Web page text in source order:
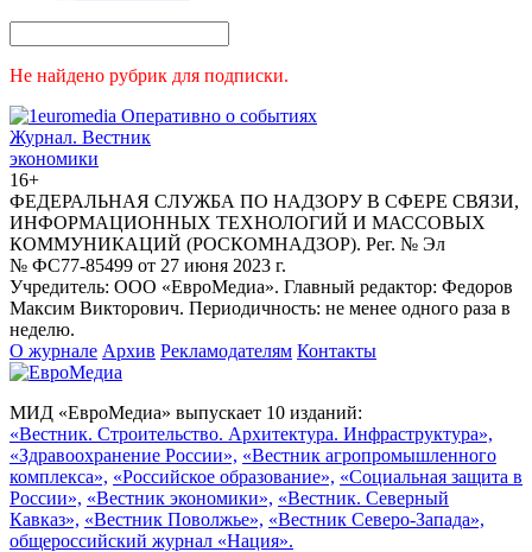
Не найдено рубрик для подписки.
Журнал. Вестник
экономики
16+
ФЕДЕРАЛЬНАЯ СЛУЖБА ПО НАДЗОРУ В СФЕРЕ СВЯЗИ,
ИНФОРМАЦИОННЫХ ТЕХНОЛОГИЙ И МАССОВЫХ
КОММУНИКАЦИЙ (РОСКОМНАДЗОР). Рег. № Эл
№ ФС77-85499 от 27 июня 2023 г.
Учредитель: ООО «ЕвроМедиа». Главный редактор: Федоров
Максим Викторович. Периодичность: не менее одного раза в
неделю.
О журнале Архив Рекламодателям Контакты
МИД «ЕвроМедиа» выпускает 10 изданий:
«Вестник. Строительство. Архитектура. Инфраструктура»,
«Здравоохранение России», «Вестник агропромышленного
комплекса», «Российское образование», «Социальная защита в
России», «Вестник экономики», «Вестник. Северный
Кавказ», «Вестник Поволжье», «Вестник Северо-Запада»,
общероссийский журнал «Нация».